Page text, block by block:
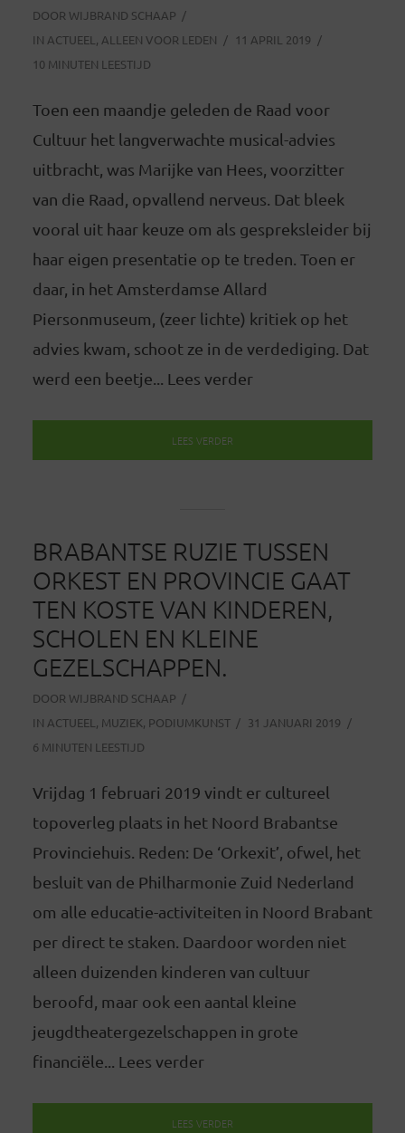
DOOR WIJBRAND SCHAAP
IN ACTUEEL , ALLEEN VOOR LEDEN
11 APRIL 2019
10 MINUTEN LEESTIJD
Toen een maandje geleden de Raad voor
Cultuur het langverwachte musical-advies
uitbracht, was Marijke van Hees, voorzitter
van die Raad, opvallend nerveus. Dat bleek
vooral uit haar keuze om als gespreksleider bij
haar eigen presentatie op te treden. Toen er
daar, in het Amsterdamse Allard
Piersonmuseum, (zeer lichte) kritiek op het
advies kwam, schoot ze in de verdediging. Dat
werd een beetje... Lees verder
LEES VERDER
BRABANTSE RUZIE TUSSEN
ORKEST EN PROVINCIE GAAT
TEN KOSTE VAN KINDEREN,
SCHOLEN EN KLEINE
GEZELSCHAPPEN.
DOOR WIJBRAND SCHAAP
IN ACTUEEL , MUZIEK, PODIUMKUNST
31 JANUARI 2019
6 MINUTEN LEESTIJD
Vrijdag 1 februari 2019 vindt er cultureel
topoverleg plaats in het Noord Brabantse
Provinciehuis. Reden: De ‘Orkexit’, ofwel, het
besluit van de Philharmonie Zuid Nederland
om alle educatie-activiteiten in Noord Brabant
per direct te staken. Daardoor worden niet
alleen duizenden kinderen van cultuur
beroofd, maar ook een aantal kleine
jeugdtheatergezelschappen in grote
financiële... Lees verder
LEES VERDER